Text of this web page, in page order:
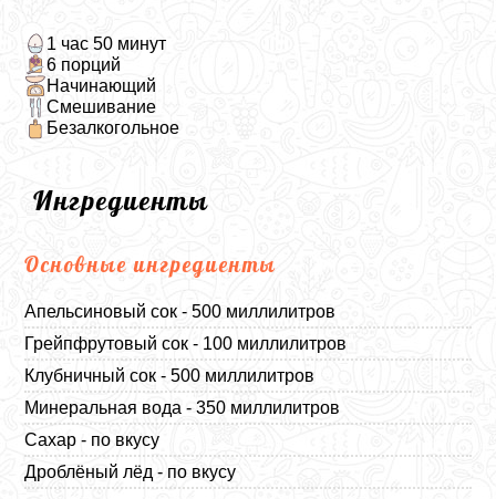
1 час 50 минут
6 порций
Начинающий
Смешивание
Безалкогольное
Ингредиенты
Основные ингредиенты
Апельсиновый сок - 500 миллилитров
Грейпфрутовый сок - 100 миллилитров
Клубничный сок - 500 миллилитров
Минеральная вода - 350 миллилитров
Сахар - по вкусу
Дроблёный лёд - по вкусу